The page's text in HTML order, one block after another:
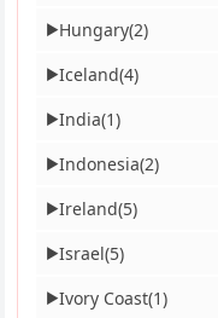
▶Hungary(2)
▶Iceland(4)
▶India(1)
▶Indonesia(2)
▶Ireland(5)
▶Israel(5)
▶Ivory Coast(1)